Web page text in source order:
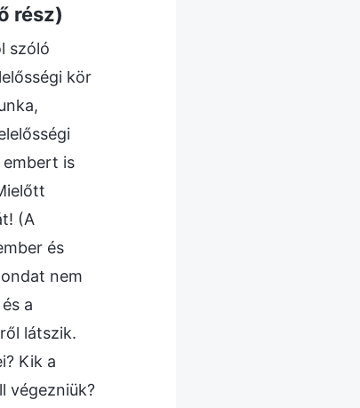
rész)
szóló
kör
is
(A
és
nem
a
látszik.
Kik a
végezniük?